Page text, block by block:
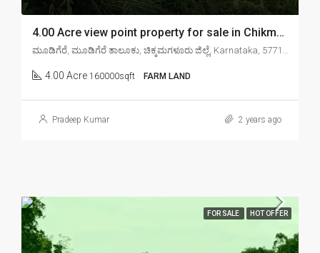
4.00 Acre view point property for sale in Chikmagalur mudigere
ಮೂಡಿಗೆರೆ, ಮೂಡಿಗೆರೆ ತಾಲೂಕು, ಚಿಕ್ಕಮಗಳೂರು ಜಿಲ್ಲೆ, Karnataka, 577132, India
4.00 Acre 160000sqft FARM LAND
Pradeep Kumar 2 years ago
FOR SALE HOT OFFER